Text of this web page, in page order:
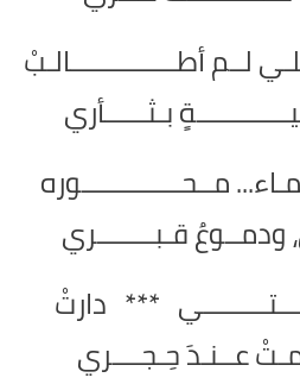
لــم أطـــــــــــــــالـبْ
بـثــــــأري
مــحــــــــــــــوره
ودمــوعُ قـبــــــــري
*** دارتْ
عــنـدَ حِـجــــري